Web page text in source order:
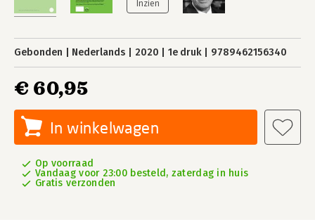
Gebonden Nederlands 2020 1e druk 9789462156340
€ 60,95
In winkelwagen
Op voorraad
Vandaag voor 23:00 besteld, zaterdag in huis
Gratis verzonden